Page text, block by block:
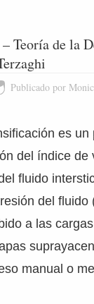
Teoría de la
Publicado por
es un
del índice de
fluido
del fluido
a las
manual o